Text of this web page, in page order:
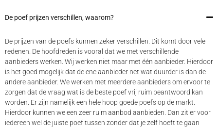
De poef prijzen verschillen, waarom?
De prijzen van de poefs kunnen zeker verschillen. Dit komt door vele
redenen. De hoofdreden is vooral dat we met verschillende
aanbieders werken. Wij werken niet maar met één aanbieder. Hierdoor
is het goed mogelijk dat de ene aanbieder net wat duurder is dan de
andere aanbieder. We werken met meerdere aanbieders om ervoor te
zorgen dat de vraag wat is de beste poef vrij ruim beantwoord kan
worden. Er zijn namelijk een hele hoop goede poefs op de markt.
Hierdoor kunnen we een zeer ruim aanbod aanbieden. Dan zit er voor
iedereen wel de juiste poef tussen zonder dat je zelf hoeft te gaan